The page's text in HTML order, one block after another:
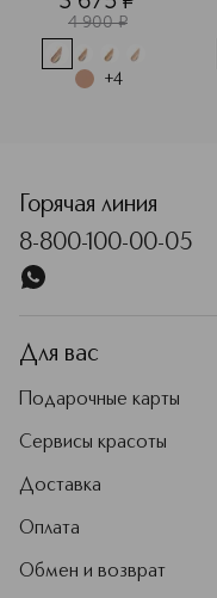
4 900 ¤
+4
Горячая линия
8-800-100-00-05
Для вас
Подарочные карты
Сервисы красоты
Доставка
Оплата
Обмен и возврат